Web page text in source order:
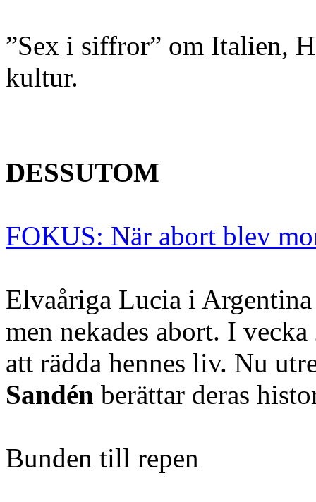
”Sex i siffror” om Italien,
kultur.
DESSUTOM
FOKUS: När abort blev
Elvaåriga Lucia i
men nekades abort. I
att rädda hennes liv. Nu
Sandén berättar deras
Bunden till repen